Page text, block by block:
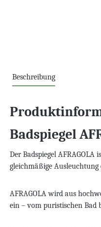
Beschreibung
Badspiegel
Der Badspiegel
gleichmäßige Ausleuchtung
AFRAGOLA wird aus
ein – vom puristischen Bad